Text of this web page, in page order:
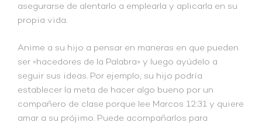
asegurarse de alentarlo a emplearla y aplicarla en su
propia vida.
Anime a su hijo a pensar en maneras en que pueden
ser «hacedores de la Palabra» y luego ayúdelo a
seguir sus ideas. Por ejemplo, su hijo podría
establecer la meta de hacer algo bueno por un
compañero de clase porque lee Marcos 12:31 y quiere
amar a su prójimo. Puede acompañarlos para